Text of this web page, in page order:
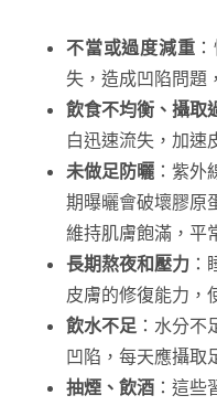
不當或過度減重
失，造成凹陷問題
飲食不均衡、攝取
白迅速流失，加速
未做足防曬 ：紫
期曝曬會破壞膠原
維持肌膚飽滿，平
長期熬夜和壓力
皮膚的修復能力，
飲水不足 ：水分
凹陷，每天應攝取
抽煙、飲酒 ：這